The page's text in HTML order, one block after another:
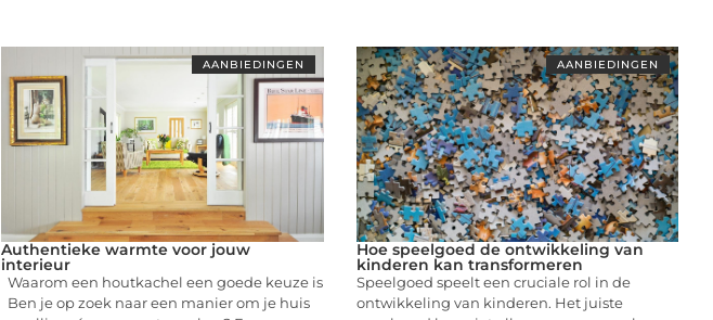
AANBIEDINGEN
Authentieke warmte voor jouw
interieur
Waarom een houtkachel een goede keuze is
Ben je op zoek naar een manier om je huis
AANBIEDINGEN
Hoe speelgoed de ontwikkeling van
kinderen kan transformeren
Speelgoed speelt een cruciale rol in de
ontwikkeling van kinderen. Het juiste